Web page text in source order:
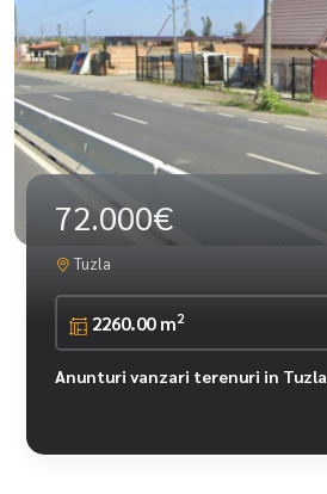
72.000€
Tuzla
2260.00 m2
Anunturi vanzari terenuri in Tuzla